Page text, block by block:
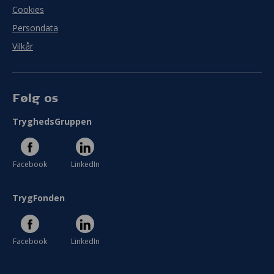
Cookies
Persondata
Vilkår
Følg os
TryghedsGruppen
Facebook LinkedIn
TrygFonden
Facebook LinkedIn